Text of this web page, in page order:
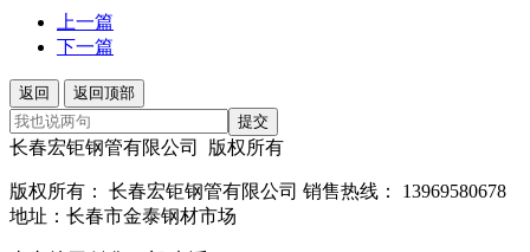
上一篇
下一篇
返回
返回顶部
提交
长春宏钜钢管有限公司 版权所有
版权所有： 长春宏钜钢管有限公司 销售热线： 13969580678
地址：长春市金泰钢材市场